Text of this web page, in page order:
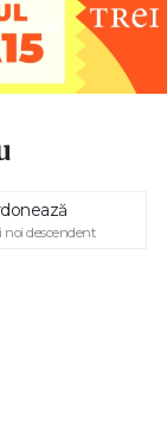
noi descendent